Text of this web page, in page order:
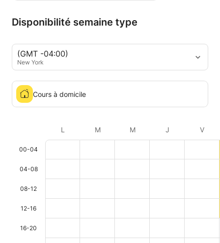
Disponibilité semaine type
(GMT -04:00)
New York
Cours à domicile
L M M J V
00-04
04-08
08-12
12-16
16-20